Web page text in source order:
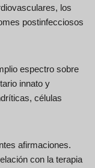
los
postinfecciosos
espectro sobre
innato y
células
afirmaciones.
con la terapia